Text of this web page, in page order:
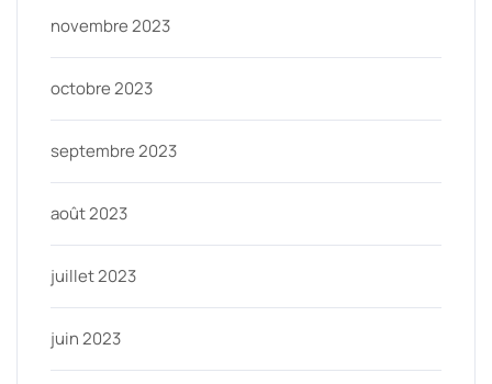
novembre 2023
octobre 2023
septembre 2023
août 2023
juillet 2023
juin 2023